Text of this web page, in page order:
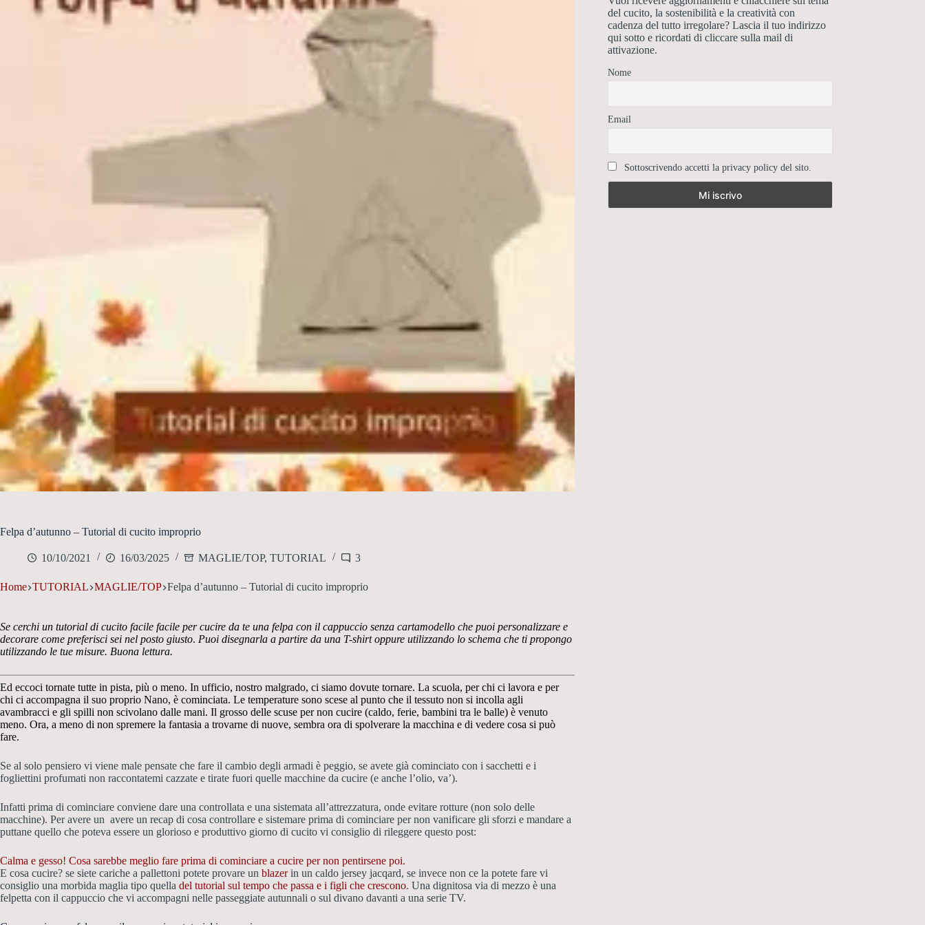
Felpa d’autunno – Tutorial di cucito improprio
10/10/2021 16/03/2025 MAGLIE/TOP, TUTORIAL 3
Home TUTORIAL MAGLIE/TOP Felpa d’autunno – Tutorial di cucito improprio
Se cerchi un tutorial di cucito facile facile per cucire da te una felpa con il cappuccio senza cartamodello che puoi personalizzare e
decorare come preferisci sei nel posto giusto. Puoi disegnarla a partire da una T-shirt oppure utilizzando lo schema che ti propongo
utilizzando le tue misure. Buona lettura.
Ed eccoci tornate tutte in pista, più o meno. In ufficio, nostro malgrado, ci siamo dovute tornare. La scuola, per chi ci lavora e per
chi ci accompagna il suo proprio Nano, è cominciata. Le temperature sono scese al punto che il tessuto non si incolla agli
avambracci e gli spilli non scivolano dalle mani. Il grosso delle scuse per non cucire (caldo, ferie, bambini tra le balle) è venuto
meno. Ora, a meno di non spremere la fantasia a trovarne di nuove, sembra ora di spolverare la macchina e di vedere cosa si può
fare.
Se al solo pensiero vi viene male pensate che fare il cambio degli armadi è peggio, se avete già cominciato con i sacchetti e i
fogliettini profumati non raccontatemi cazzate e tirate fuori quelle macchine da cucire (e anche l’olio, va’).
Infatti prima di cominciare conviene dare una controllata e una sistemata all’attrezzatura, onde evitare rotture (non solo delle
macchine). Per avere un avere un recap di cosa controllare e sistemare prima di cominciare per non vanificare gli sforzi e mandare a
puttane quello che poteva essere un glorioso e produttivo giorno di cucito vi consiglio di rileggere questo post:
Calma e gesso! Cosa sarebbe meglio fare prima di cominciare a cucire per non pentirsene poi.
E cosa cucire? se siete cariche a pallettoni potete provare un blazerin un caldo jersey jacqard, se invece non ce la potete fare vi
consiglio una morbida maglia tipo quella del tutorial sul tempo che passa e i figli che crescono. Una dignitosa via di mezzo è una
felpetta con il cappuccio che vi accompagni nelle passeggiate autunnali o sul divano davanti a una serie TV.
del cucito, la sostenibilità e la creatività con
cadenza del tutto irregolare? Lascia il tuo indirizzo
qui sotto e ricordati di cliccare sulla mail di
attivazione.
Nome
Email
Sottoscrivendo accetti la privacy policy del sito.